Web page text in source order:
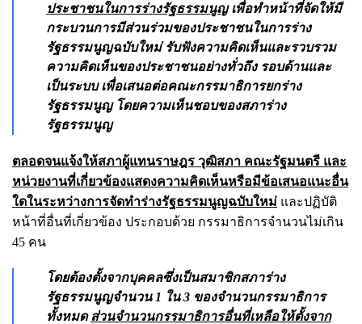
ประชาชนในการร่างรัฐธรรมนูญเพื่อทำหน้าที่จัดให้มี
กระบวนการมีส่วนร่วมของประชาชนในการร่าง
รัฐธรรมนูญฉบับใหม่ รับฟังความคิดเห็นและรวบรวม
ความคิดเห็นของประชาชนอย่างทั่วถึง รอบด้านและ
เป็นระบบ เพื่อเสนอต่อคณะกรรมาธิการยกร่าง
รัฐธรรมนูญ โดยความเห็นชอบของสภาร่าง
รัฐธรรมนูญ
ตลอดจนแจ้งให้สภาผู้แทนราษฎร วุฒิสภา คณะรัฐมนตรี และ
หน่วยงานที่เกี่ยวข้องแสดงความคิดเห็นหรือมีข้อเสนอแนะอื่น
ใดในระหว่างการจัดทำร่างรัฐธรรมนูญฉบับใหม่ และปฏิบัติ
หน้าที่อื่นที่เกี่ยวข้อง ประกอบด้วย กรรมาธิการจำนวนไม่เกิน
45 คน
โดยต้องตั้งจากบุคคลซึ่งเป็นสมาชิกสภาร่าง
รัฐธรรมนูญจำนวน 1 ใน 3 ของจำนวนกรรมาธิการ
ทั้งหมดส่วนจำนวนกรรมาธิการอื่นที่เหลือให้ตั้งจาก